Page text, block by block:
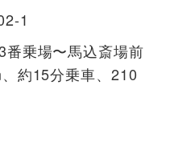
1
乗場〜馬込斎場前
約15分乗車、210